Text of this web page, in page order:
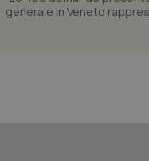
generale in Veneto